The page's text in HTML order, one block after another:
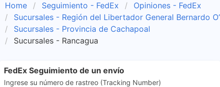
Home Seguimiento - FedEx
Opiniones - FedEx
Sucursales - Región del Libertador General Bernardo
Sucursales - Provincia de Cachapoal
Sucursales - Rancagua
FedEx Seguimiento de un envío
Ingrese su número de rastreo (Tracking Number)